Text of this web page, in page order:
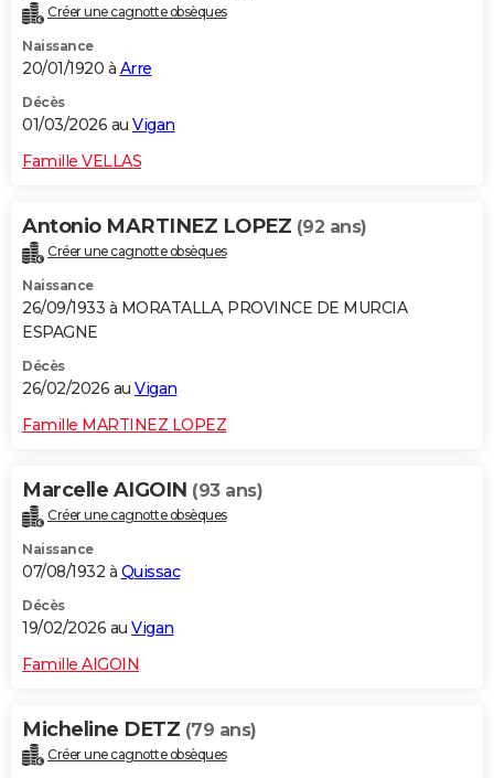
Créer une cagnotte obsèques
Naissance
20/01/1920 à Arre
Décès
01/03/2026 au Vigan
Famille VELLAS
Antonio MARTINEZ LOPEZ (92 ans)
Créer une cagnotte obsèques
Naissance
26/09/1933 à MORATALLA, PROVINCE DE MURCIA
ESPAGNE
Décès
26/02/2026 au Vigan
Famille MARTINEZ LOPEZ
Marcelle AIGOIN (93 ans)
Créer une cagnotte obsèques
Naissance
07/08/1932 à Quissac
Décès
19/02/2026 au Vigan
Famille AIGOIN
Micheline DETZ (79 ans)
Créer une cagnotte obsèques